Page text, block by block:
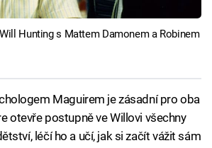
Hunting s Mattem Damonem a Robinem
Maguirem je zásadní pro oba
otevře postupně ve Willovi všechny
léčí ho a učí, jak si začít vážit sám